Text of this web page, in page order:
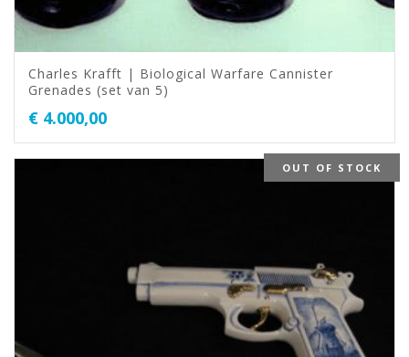
Charles Krafft | Biological Warfare Cannister
Grenades (set van 5)
€ 4.000,00
OUT OF STOCK